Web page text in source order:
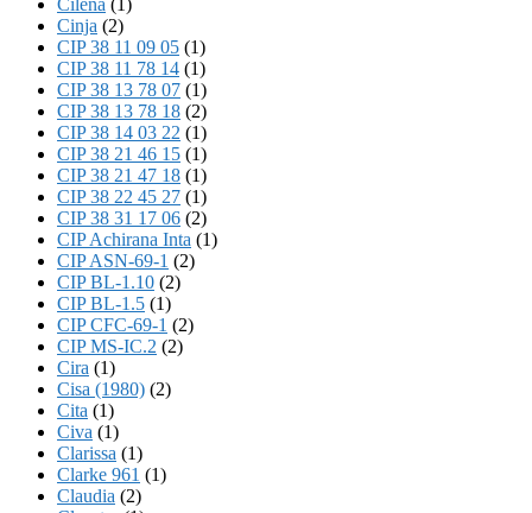
Cinja (2)
CIP 38 11 09 05 (1)
CIP 38 11 78 14 (1)
CIP 38 13 78 07 (1)
CIP 38 13 78 18 (2)
CIP 38 14 03 22 (1)
CIP 38 21 46 15 (1)
CIP 38 21 47 18 (1)
CIP 38 22 45 27 (1)
CIP 38 31 17 06 (2)
CIP Achirana Inta (1)
CIP ASN-69-1 (2)
CIP BL-1.10 (2)
CIP BL-1.5 (1)
CIP CFC-69-1 (2)
CIP MS-IC.2 (2)
Cira (1)
Cisa (1980) (2)
Cita (1)
Civa (1)
Clarissa (1)
Clarke 961 (1)
Claudia (2)